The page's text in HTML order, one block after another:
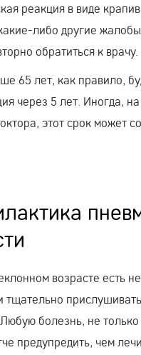
реакция в виде
либо другие
обратиться к врачу.
65 лет, как правило,
через 5 лет. Иногда,
этот срок может
возрасте есть
тщательно
болезнь, не
предупредить, чем